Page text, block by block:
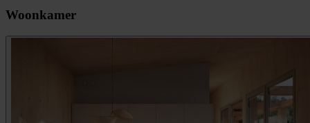
Woonkamer